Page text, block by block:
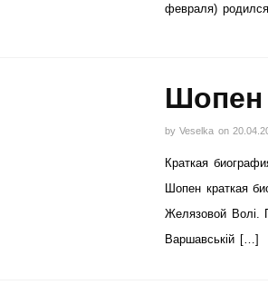
февраля)
Шопен
byVeselka on
Краткая
Шопен краткая
Желязовой Волі.
Варшавській […]